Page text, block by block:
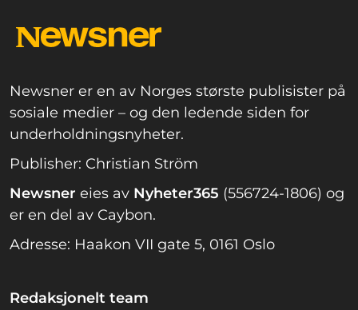
Newsner er en av Norges største publisister på
sosiale medier – og den ledende siden for
underholdningsnyheter.
Publisher: Christian Ström
Newsner eies av Nyheter365 (556724-1806) og
er en del av Caybon.
Adresse: Haakon VII gate 5, 0161 Oslo
Redaksjonelt team